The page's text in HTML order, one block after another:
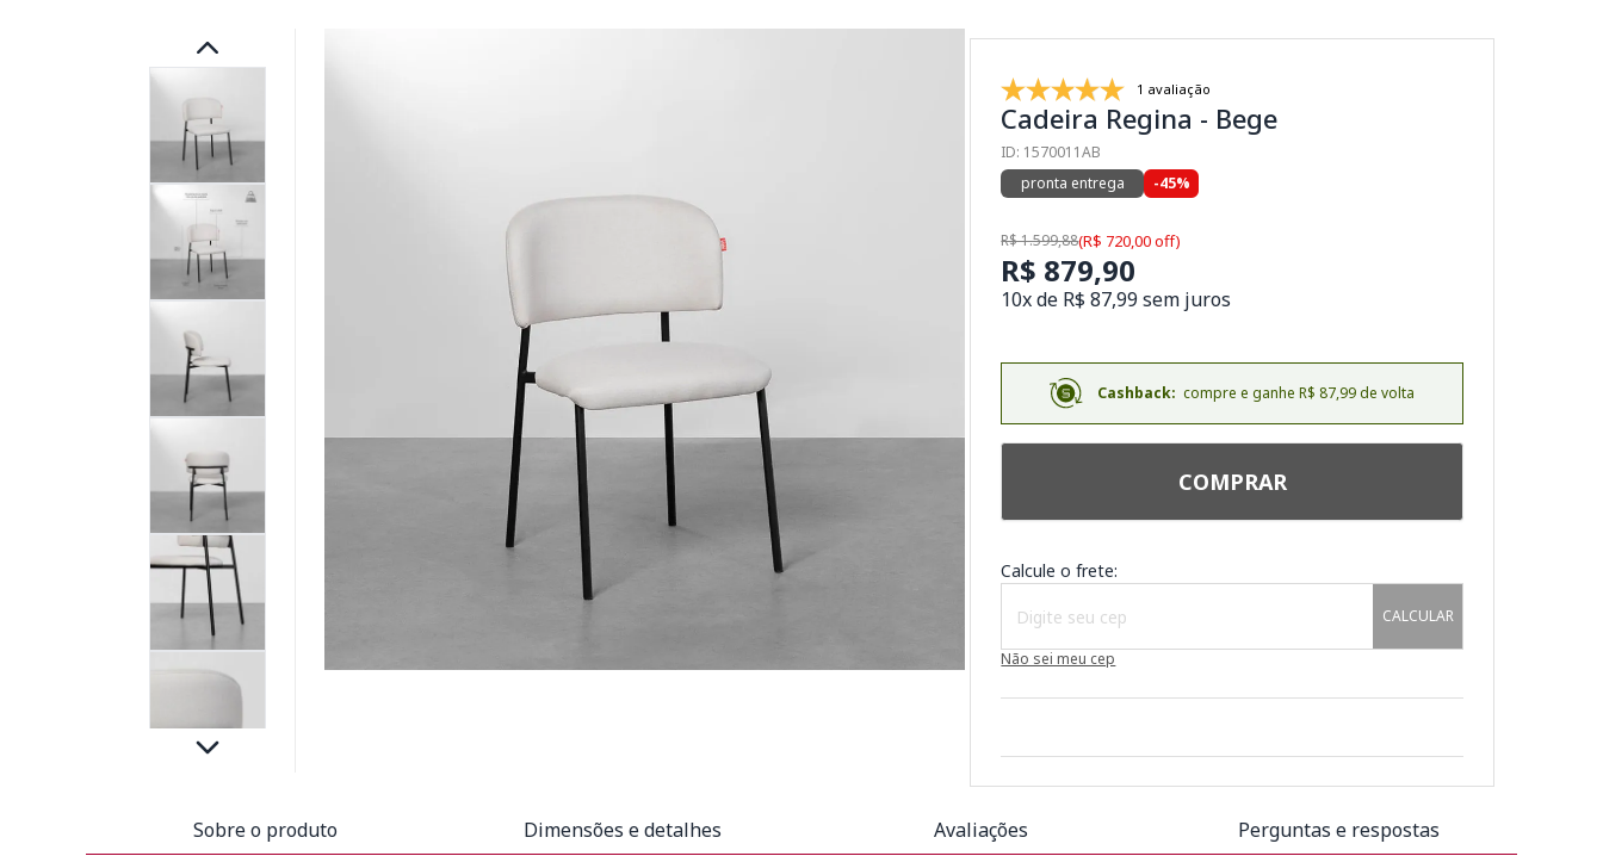
1 avaliação
Cadeira Regina - Bege
ID: 1570011AB
pronta entrega
-45%
R$ 1.599,88(R$ 720,00 off)
R$ 879,90
10x de R$ 87,99 sem juros
Cashback: compre e ganhe R$ 87,99 de volta
COMPRAR
Calcule o frete:
CALCULAR
Não sei meu cep
Sobre o produto Dimensões e detalhes Avaliações
Perguntas e respostas